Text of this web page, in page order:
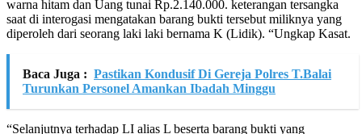
warna hitam dan Uang tunai Rp.2.140.000. keterangan tersangka
saat di interogasi mengatakan barang bukti tersebut miliknya yang
diperoleh dari seorang laki laki bernama K (Lidik). “Ungkap Kasat.
Baca Juga : Pastikan Kondusif Di Gereja Polres T.Balai
Turunkan Personel Amankan Ibadah Minggu
“Selanjutnya terhadap LI alias L beserta barang bukti yang